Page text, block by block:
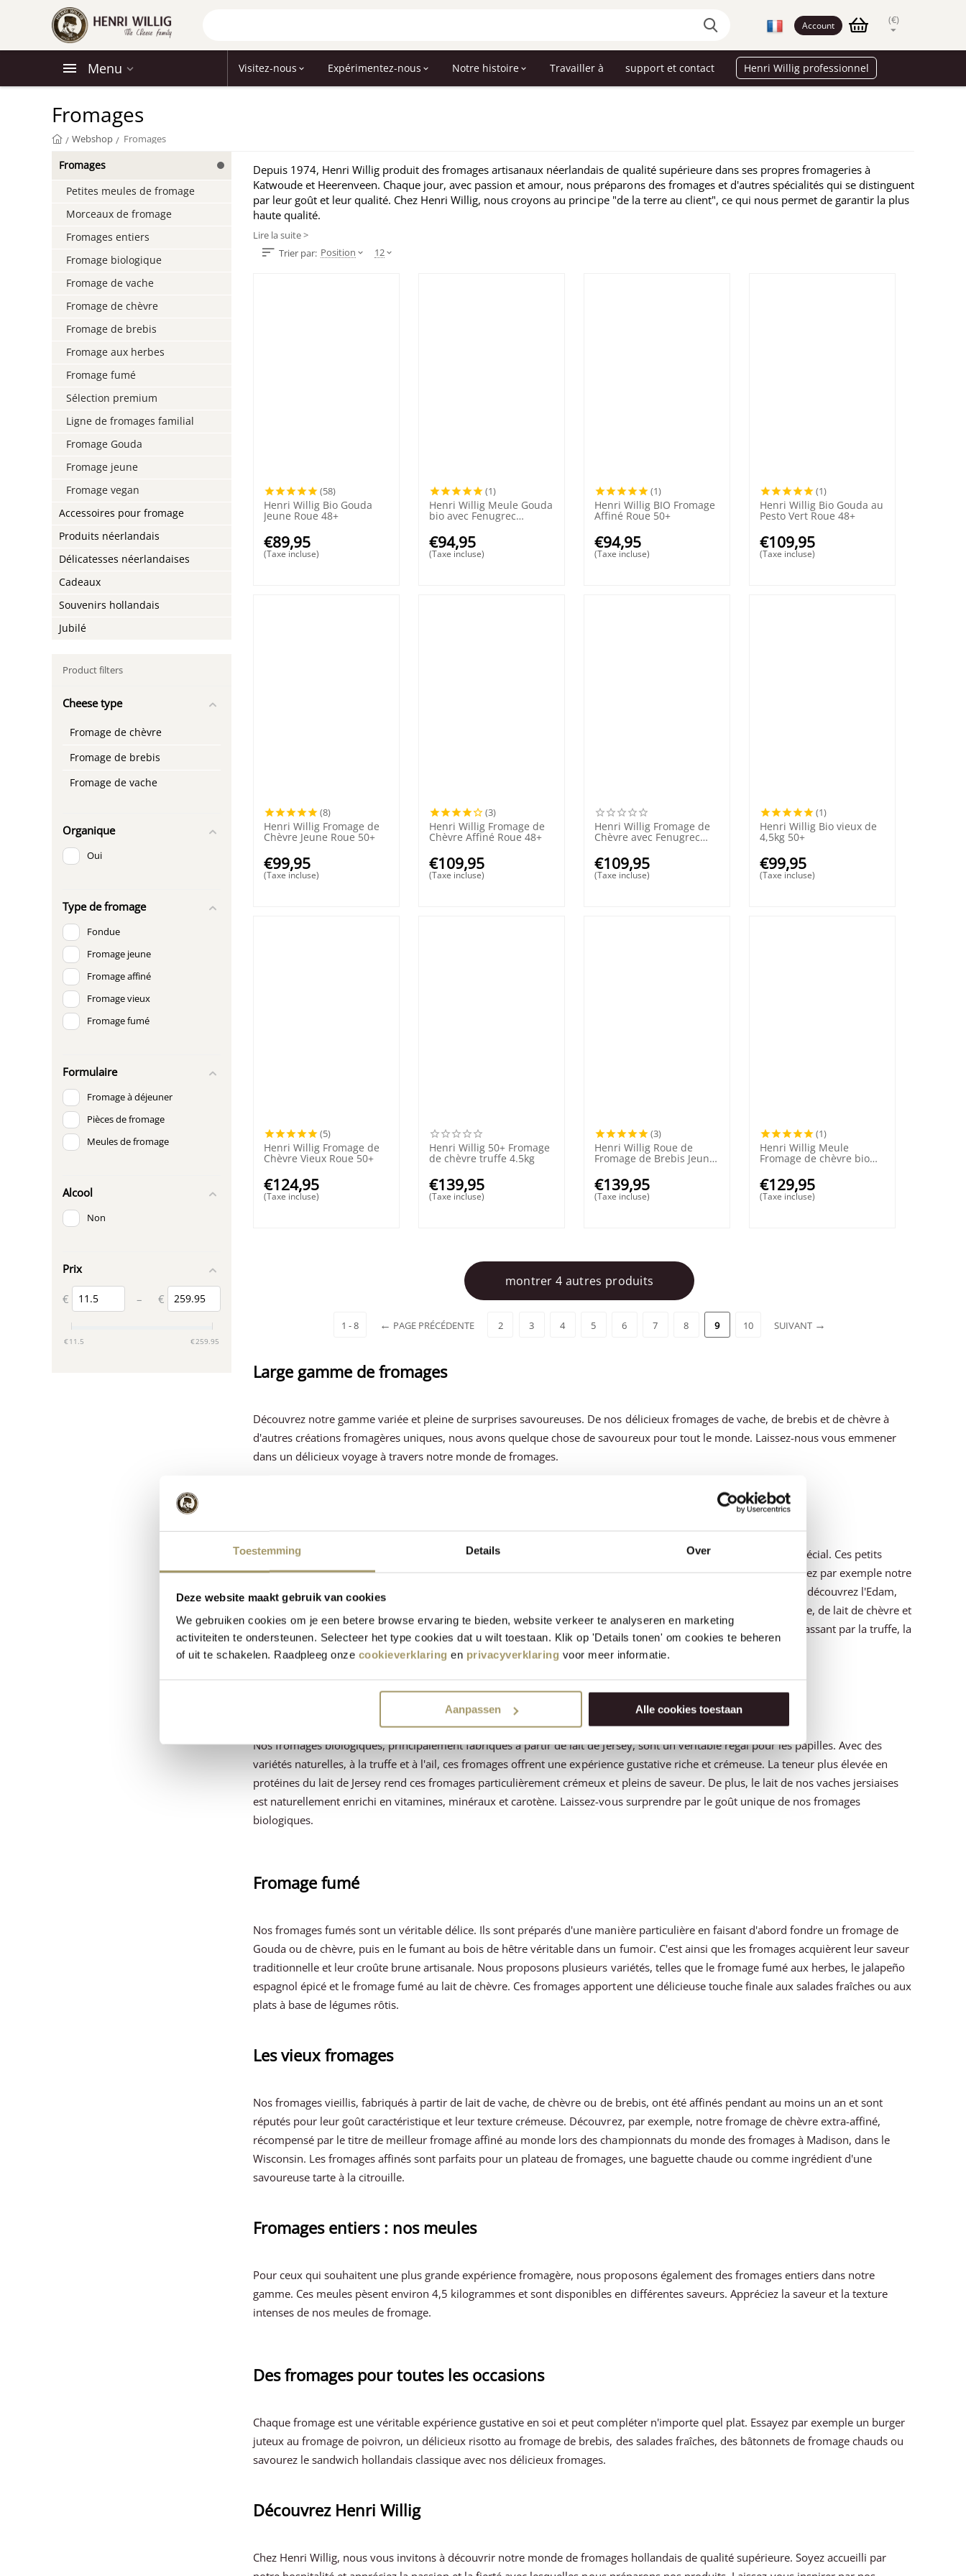
Toestemming Details Over
Deze website maakt gebruik van cookies
We gebruiken cookies om je een betere browse ervaring te bieden, website verkeer te analyseren en marketing
activiteiten te ondersteunen. Selecteer het type cookies dat u wilt toestaan. Klik op 'Details tonen' om cookies te beheren
of uit te schakelen. Raadpleeg onze cookieverklaring en privacyverklaring voor meer informatie.
Aanpassen Alle cookies toestaan
Account (€)
Menu Visitez-nous Expérimentez-nous Notre histoire Travailler à support et contact Henri Willig professionnel
Fromages
/ Webshop / Fromages
Depuis 1974, Henri Willig produit des fromages artisanaux néerlandais de qualité supérieure dans ses propres fromageries à
Katwoude et Heerenveen. Chaque jour, avec passion et amour, nous préparons des fromages et d'autres spécialités qui se distinguent
par leur goût et leur qualité. Chez Henri Willig, nous croyons au principe "de la terre au client", ce qui nous permet de garantir la plus
haute qualité.
Lire la suite >
Trier par: Position 12
(58)
Henri Willig Bio Gouda
Jeune Roue 48+
€89,95
(Taxe incluse)
(1)
Henri Willig Meule Gouda
bio avec Fenugrec
€94,95
(Taxe incluse)
(1)
Henri Willig BIO Fromage
Affiné Roue 50+
€94,95
(Taxe incluse)
(1)
Henri Willig Bio Gouda au
Pesto Vert Roue 48+
€109,95
(Taxe incluse)
(8)
Henri Willig Fromage de
Chèvre Jeune Roue 50+
€99,95
(Taxe incluse)
(3)
Henri Willig Fromage de
Chèvre Affiné Roue 48+
€109,95
(Taxe incluse)
Henri Willig Fromage de
Chèvre avec Fenugrec
€109,95
(Taxe incluse)
(1)
Henri Willig Bio vieux de
4,5kg 50+
€99,95
(Taxe incluse)
(5)
Henri Willig Fromage de
Chèvre Vieux Roue 50+
€124,95
(Taxe incluse)
Henri Willig 50+ Fromage
de chèvre truffe 4.5kg
€139,95
(Taxe incluse)
(3)
Henri Willig Roue de
Fromage de Brebis Jeune
€139,95
(Taxe incluse)
(1)
Henri Willig Meule
Fromage de chèvre bio
affinage 50+
€129,95
(Taxe incluse)
montrer 4 autres produits
1 - 8 PAGE PRÉCÉDENTE 2 3 4 5 6 7 8 9 10 SUIVANT
Large gamme de fromages
Découvrez notre gamme variée et pleine de surprises savoureuses. De nos délicieux fromages de vache, de brebis et de chèvre à
d'autres créations fromagères uniques, nous avons quelque chose de savoureux pour tout le monde. Laissez-nous vous emmener
dans un délicieux voyage à travers notre monde de fromages.
Dans notre fromagerie de Katwoude, nous préparons chaque jour des petits fromages frais selon un procédé spécial. Ces petits
fromages de 380 grammes sont parfaits pour ceux qui souhaitent vivre une expérience fromagère unique. Goûtez par exemple notre
fromage Gouda artisanal, célèbre dans le monde entier pour son goût crémeux inchangé depuis des siècles. Ou découvrez l'Edam,
avec sa croûte typique et son arôme légèrement épicé. Nous proposons également des fromages de lait de vache, de lait de chèvre et
de lait de brebis emballés dans des emballages colorés, chacun ayant une saveur unique. Des herbes à l'ail en passant par la truffe, la
noix de coco et le miel de thym, chez Henri Willig, nous avons tout ce qu'il faut.
Fromages biologiques
Nos fromages biologiques, principalement fabriqués à partir de lait de Jersey, sont un véritable régal pour les papilles. Avec des
variétés naturelles, à la truffe et à l'ail, ces fromages offrent une expérience gustative riche et crémeuse. La teneur plus élevée en
protéines du lait de Jersey rend ces fromages particulièrement crémeux et pleins de saveur. De plus, le lait de nos vaches jersiaises
est naturellement enrichi en vitamines, minéraux et carotène. Laissez-vous surprendre par le goût unique de nos fromages
biologiques.
Fromage fumé
Nos fromages fumés sont un véritable délice. Ils sont préparés d'une manière particulière en faisant d'abord fondre un fromage de
Gouda ou de chèvre, puis en le fumant au bois de hêtre véritable dans un fumoir. C'est ainsi que les fromages acquièrent leur saveur
traditionnelle et leur croûte brune artisanale. Nous proposons plusieurs variétés, telles que le fromage fumé aux herbes, le jalapeño
espagnol épicé et le fromage fumé au lait de chèvre. Ces fromages apportent une délicieuse touche finale aux salades fraîches ou aux
plats à base de légumes rôtis.
Les vieux fromages
Nos fromages vieillis, fabriqués à partir de lait de vache, de chèvre ou de brebis, ont été affinés pendant au moins un an et sont
réputés pour leur goût caractéristique et leur texture crémeuse. Découvrez, par exemple, notre fromage de chèvre extra-affiné,
récompensé par le titre de meilleur fromage affiné au monde lors des championnats du monde des fromages à Madison, dans le
Wisconsin. Les fromages affinés sont parfaits pour un plateau de fromages, une baguette chaude ou comme ingrédient d'une
savoureuse tarte à la citrouille.
Fromages entiers : nos meules
Pour ceux qui souhaitent une plus grande expérience fromagère, nous proposons également des fromages entiers dans notre
gamme. Ces meules pèsent environ 4,5 kilogrammes et sont disponibles en différentes saveurs. Appréciez la saveur et la texture
intenses de nos meules de fromage.
Des fromages pour toutes les occasions
Chaque fromage est une véritable expérience gustative en soi et peut compléter n'importe quel plat. Essayez par exemple un burger
juteux au fromage de poivron, un délicieux risotto au fromage de brebis, des salades fraîches, des bâtonnets de fromage chauds ou
savourez le sandwich hollandais classique avec nos délicieux fromages.
Découvrez Henri Willig
Chez Henri Willig, nous vous invitons à découvrir notre monde de fromages hollandais de qualité supérieure. Soyez accueilli par
Fromages
Petites meules de fromage
Morceaux de fromage
Fromages entiers
Fromage biologique
Fromage de vache
Fromage de chèvre
Fromage de brebis
Fromage aux herbes
Fromage fumé
Sélection premium
Ligne de fromages familial
Fromage Gouda
Fromage jeune
Fromage vegan
Accessoires pour fromage
Produits néerlandais
Délicatesses néerlandaises
Cadeaux
Souvenirs hollandais
Jubilé
Product filters
Cheese type
Fromage de chèvre
Fromage de brebis
Fromage de vache
Organique
Oui
Type de fromage
Fondue
Fromage jeune
Fromage affiné
Fromage vieux
Fromage fumé
Formulaire
Fromage à déjeuner
Pièces de fromage
Meules de fromage
Alcool
Non
Prix
€ – €
‎€11.5 ‎€259.95